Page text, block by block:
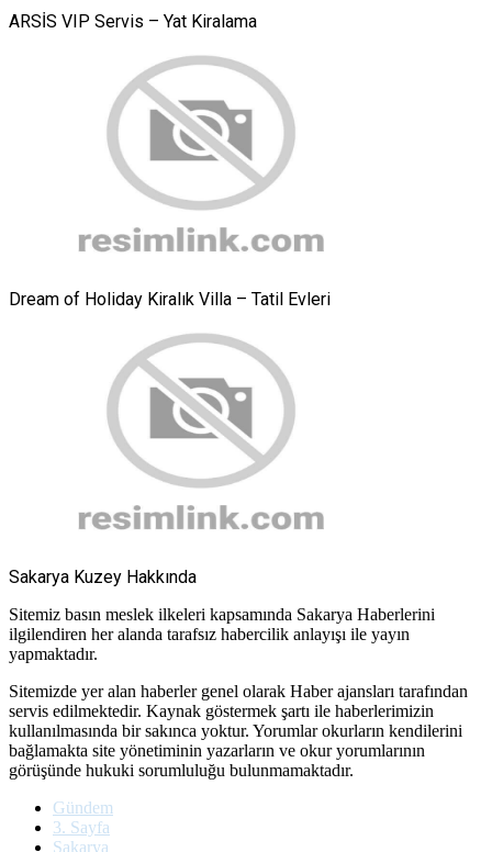
ARSİS VIP Servis – Yat Kiralama
Dream of Holiday Kiralık Villa – Tatil Evleri
Sakarya Kuzey Hakkında
Sitemiz basın meslek ilkeleri kapsamında Sakarya Haberlerini
ilgilendiren her alanda tarafsız habercilik anlayışı ile yayın
yapmaktadır.
Sitemizde yer alan haberler genel olarak Haber ajansları tarafından
servis edilmektedir. Kaynak göstermek şartı ile haberlerimizin
kullanılmasında bir sakınca yoktur. Yorumlar okurların kendilerini
bağlamakta site yönetiminin yazarların ve okur yorumlarının
görüşünde hukuki sorumluluğu bulunmamaktadır.
Gündem
3. Sayfa
Sakarya